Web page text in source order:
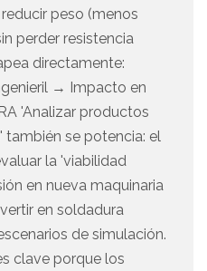
peso (menos
perder resistencia
directamente:
→ Impacto en
'Analizar productos
también se potencia: el
la 'viabilidad
en nueva maquinaria
en soldadura
de simulación.
clave porque los